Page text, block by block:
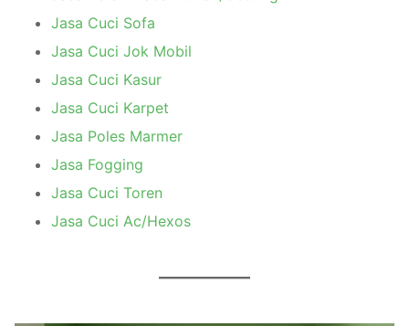
Jasa Cuci Sofa
Jasa Cuci Jok Mobil
Jasa Cuci Kasur
Jasa Cuci Karpet
Jasa Poles Marmer
Jasa Fogging
Jasa Cuci Toren
Jasa Cuci Ac/Hexos